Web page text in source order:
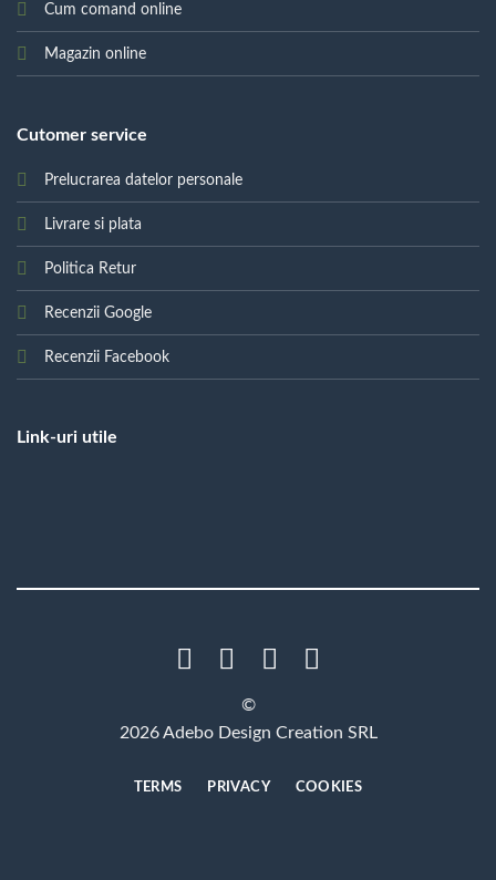
Cum comand online
Magazin online
Cutomer service
Prelucrarea datelor personale
Livrare si plata
Politica Retur
Recenzii Google
Recenzii Facebook
Link-uri utile
©
2026 Adebo Design Creation SRL
TERMS PRIVACY COOKIES